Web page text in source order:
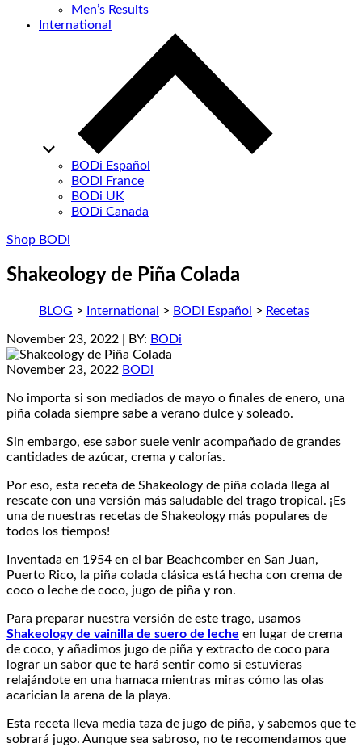
Men’s Results
International
BODi Español
BODi France
BODi UK
BODi Canada
Shop BODi
Shakeology de Piña Colada
BLOG > International > BODi Español > Recetas
November 23, 2022 | BY: BODi
November 23, 2022 BODi
No importa si son mediados de mayo o finales de enero, una
piña colada siempre sabe a verano dulce y soleado.
Sin embargo, ese sabor suele venir acompañado de grandes
cantidades de azúcar, crema y calorías.
Por eso, esta receta de Shakeology de piña colada llega al
rescate con una versión más saludable del trago tropical. ¡Es
una de nuestras recetas de Shakeology más populares de
todos los tiempos!
Inventada en 1954 en el bar Beachcomber en San Juan,
Puerto Rico, la piña colada clásica está hecha con crema de
coco o leche de coco, jugo de piña y ron.
Para preparar nuestra versión de este trago, usamos
Shakeology de vainilla de suero de leche en lugar de crema
de coco, y añadimos jugo de piña y extracto de coco para
lograr un sabor que te hará sentir como si estuvieras
relajándote en una hamaca mientras miras cómo las olas
acarician la arena de la playa.
Esta receta lleva media taza de jugo de piña, y sabemos que te
sobrará jugo. Aunque sea sabroso, no te recomendamos que